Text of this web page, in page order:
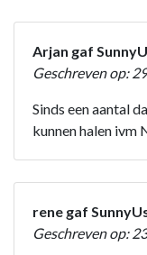
Arjan gaf
Geschreven op:
Sinds een aantal
kunnen halen ivm
rene gaf
Geschreven op: